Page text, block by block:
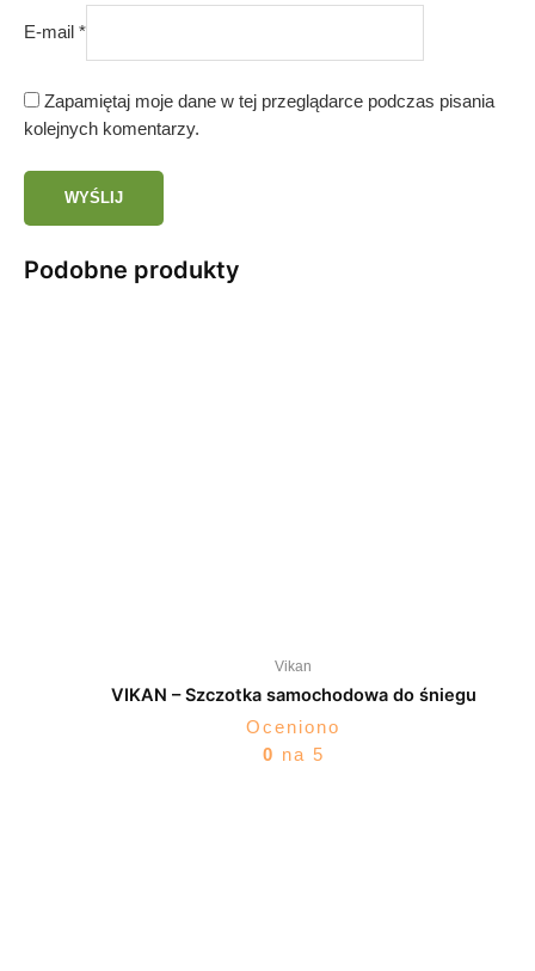
E-mail *
Zapamiętaj moje dane w tej przeglądarce podczas pisania
kolejnych komentarzy.
Podobne produkty
Vikan
VIKAN – Szczotka samochodowa do śniegu
Oceniono
0 na 5